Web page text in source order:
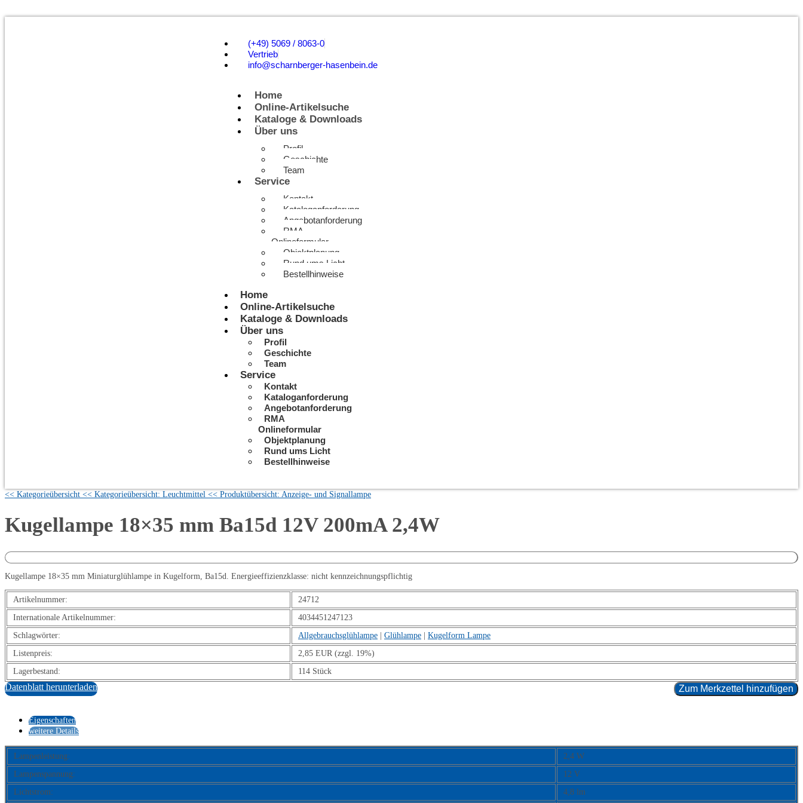
(+49) 5069 / 8063-0
Vertrieb
info@scharnberger-hasenbein.de
Home
Online-Artikelsuche
Kataloge & Downloads
Über uns
Profil
Geschichte
Team
Service
Kontakt
Kataloganforderung
Angebotanforderung
RMA
Onlineformular
Objektplanung
Rund ums Licht
Bestellhinweise
Home
Online-Artikelsuche
Kataloge & Downloads
Über uns
Profil
Geschichte
Team
Service
Kontakt
Kataloganforderung
Angebotanforderung
RMA
Onlineformular
Objektplanung
Rund ums Licht
Bestellhinweise
<< Kategorieübersicht << Kategorieübersicht: Leuchtmittel << Produktübersicht: Anzeige- und Signallampe
Kugellampe 18×35 mm Ba15d 12V 200mA 2,4W
Kugellampe 18×35 mm Miniaturglühlampe in Kugelform, Ba15d. Energieeffizienzklasse: nicht kennzeichnungspflichtig
Artikelnummer:
24712
Internationale Artikelnummer:
4034451247123
Schlagwörter:
Allgebrauchsglühlampe Glühlampe
Kugelform Lampe
Listenpreis:
2,85 EUR (zzgl. 19%)
Lagerbestand:
114 Stück
Datenblatt herunterladen Zum Merkzettel hinzufügen
Eigenschaften
weitere Details
Lampenleistung:
2,4 W
Lampenspannung:
12 V
Lichtstrom:
4,8 lm